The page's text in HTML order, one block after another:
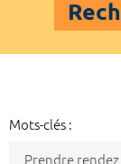
Mots-clés :